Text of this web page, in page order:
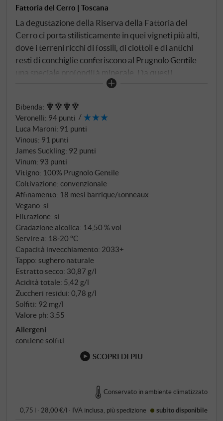
Fattoria del Cerro | Toscana
La degustazione della Riserva della Fattoria del
Cerro ci porta stilisticamente in quei vigneti più alti,
dove i terreni ricchi di fossili, di ciottoli e di antichi
resti di conchiglie conferiscono al Prugnolo Gentile
una speciale profondità minerale. Da questi
appezzamenti privilegiati nasce il fiore all'occhiello
richiede tempo e pazienza per rivelare la sua natura
multistrato. Dopo un'attenta selezione, il vino viene
sottoposto a 18 mesi di affinamento, combinando
tradizione e innovazione: Otto mesi in barrique e
tonneaux francesi, seguiti da altri dodici-sedici mesi
in grandi botti di legno. Questa combinazione crea un
carattere di notevole eleganza e il legno si integra
perfettamente senza mettere in ombra il frutto
varietale. Un'ultima maturazione di dodici mesi in
bottiglia completa l'armonioso sviluppo.
Bibenda:
Veronelli: 94 punti
Luca Maroni: 91 punti
Vinous: 91 punti
James Suckling: 92 punti
Vinum: 93 punti
Vitigno: 100% Prugnolo Gentile
Coltivazione: convenzionale
Affinamento: 18 mesi barrique/tonneaux
Vegano: sì
Filtrazione: sì
Gradazione alcolica: 14,50 % vol
Servire a: 18‑20 °C
Capacità invecchiamento: 2033+
Tappo: sughero naturale
Estratto secco: 30,87 g/l
Acidità totale: 5,42 g/l
Zuccheri residui: 0,78 g/l
Solfiti: 92 mg/l
Valore ph: 3,55
Allergeni
contiene solfiti
SCOPRI DI PIÙ
Conservato in ambiente climatizzato
0,75 l · 28,00 €/l · IVA inclusa , piùspedizione subito disponibile